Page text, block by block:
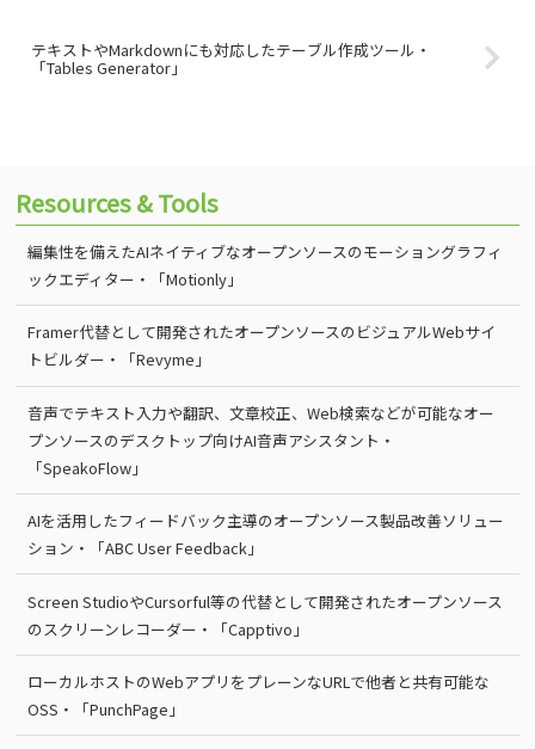
テキストやMarkdownにも対応したテーブル作成ツール・
「Tables Generator」
Resources & Tools
編集性を備えたAIネイティブなオープンソースのモーショングラフィ
ックエディター・「Motionly」
Framer代替として開発されたオープンソースのビジュアルWebサイ
トビルダー・「Revyme」
音声でテキスト入力や翻訳、文章校正、Web検索などが可能なオー
プンソースのデスクトップ向けAI音声アシスタント・
「SpeakoFlow」
AIを活用したフィードバック主導のオープンソース製品改善ソリュー
ション・「ABC User Feedback」
Screen StudioやCursorful等の代替として開発されたオープンソース
のスクリーンレコーダー・「Capptivo」
ローカルホストのWebアプリをプレーンなURLで他者と共有可能な
OSS・「PunchPage」